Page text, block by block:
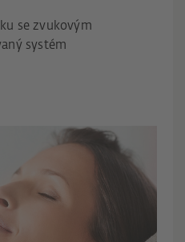
se zvukovým
systém